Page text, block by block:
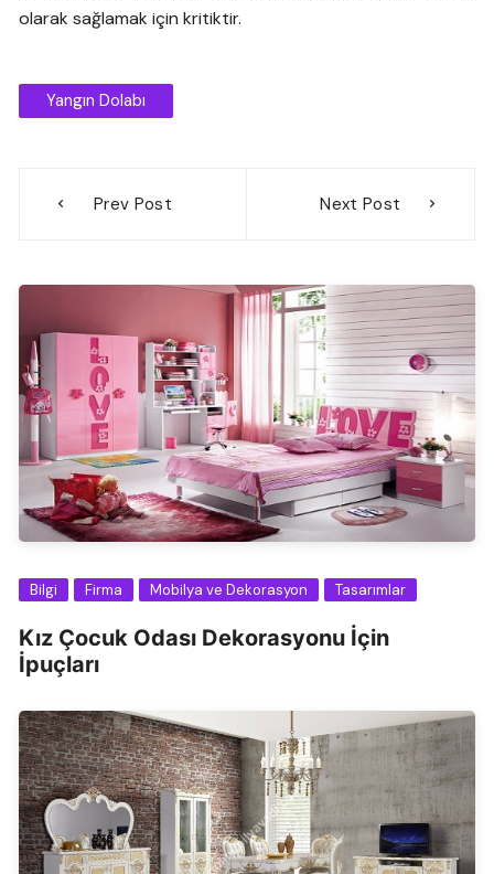
olarak sağlamak için kritiktir.
Yangın Dolabı
gezinmesi
Prev Post Next Post
Bilgi Firma Mobilya ve Dekorasyon Tasarımlar
Kız Çocuk Odası Dekorasyonu İçin
İpuçları